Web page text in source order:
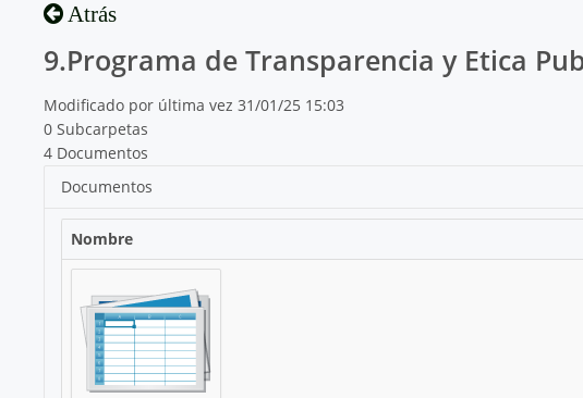
Atrás
9.Programa de Transparencia y Etica
Modificado por última vez 31/01/25 15:03
0 Subcarpetas
4 Documentos
Documentos
Nombre